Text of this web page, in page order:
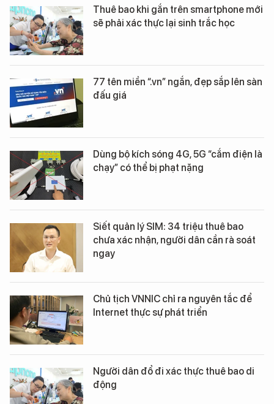
Thuê bao khi gắn trên smartphone mới
sẽ phải xác thực lại sinh trắc học
77 tên miền “.vn” ngắn, đẹp sắp lên sàn
đấu giá
Dùng bộ kích sóng 4G, 5G “cắm điện là
chạy” có thể bị phạt nặng
Siết quản lý SIM: 34 triệu thuê bao
chưa xác nhận, người dân cần rà soát
ngay
Chủ tịch VNNIC chỉ ra nguyên tắc để
Internet thực sự phát triển
Người dân đổ đi xác thực thuê bao di
động